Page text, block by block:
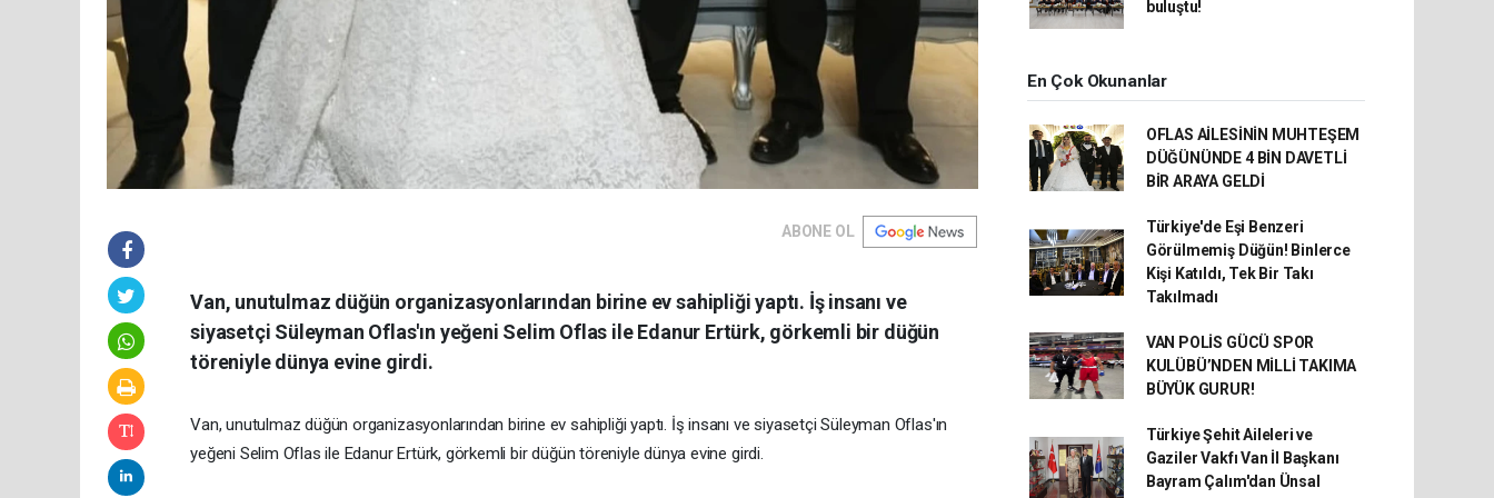
ABONE OL
Van, unutulmaz düğün organizasyonlarından birine ev sahipliği yaptı. İş insanı ve
siyasetçi Süleyman Oflas'ın yeğeni Selim Oflas ile Edanur Ertürk, görkemli bir düğün
töreniyle dünya evine girdi.
Van, unutulmaz düğün organizasyonlarından birine ev sahipliği yaptı. İş insanı ve siyasetçi Süleyman Oflas'ın
yeğeni Selim Oflas ile Edanur Ertürk, görkemli bir düğün töreniyle dünya evine girdi.
buluştu!
En Çok Okunanlar
OFLAS AİLESİNİN MUHTEŞEM
DÜĞÜNÜNDE 4 BİN DAVETLİ
BİR ARAYA GELDİ
Türkiye'de Eşi Benzeri
Görülmemiş Düğün! Binlerce
Kişi Katıldı, Tek Bir Takı
Takılmadı
VAN POLİS GÜCÜ SPOR
KULÜBÜ’NDEN MİLLİ TAKIMA
BÜYÜK GURUR!
Türkiye Şehit Aileleri ve
Gaziler Vakfı Van İl Başkanı
Bayram Çalım'dan Ünsal